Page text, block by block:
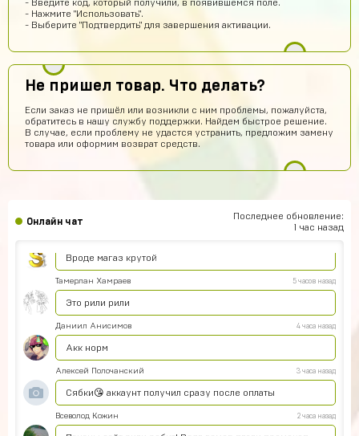
- Введите код, который получили, в появившемся поле.
- Нажмите "Использовать".
- Выберите "Подтвердить" для завершения активации.
Не пришел товар. Что делать?
Если заказ не пришёл или возникли с ним проблемы, пожалуйста,
обратитесь в нашу службу поддержки. Найдем быстрое решение.
В случае, если проблему не удастся устранить, предложим замену
товара или оформим возврат средств.
Онлайн чат
Последнее обновление:
1 час назад
Джон
Аккаунт пришёл
Сейчас проверю
Кирилл Милов
Вроде магаз крутой
Тамерлан Хамраев 5 часов назад
Это рили рили
Даниил Анисимов 4 часа назад
Акк норм
Алексей Полочанский 3 часа назад
Сябки😘 аккаунт получил сразу после оплаты
Всеволод Кожин 2 часа назад